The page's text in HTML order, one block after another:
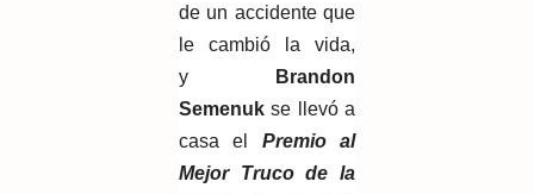
de un accidente que
le cambió la vida,
y
Brandon
Semenuk se llevó a
casa el Premio al
Mejor Truco de la